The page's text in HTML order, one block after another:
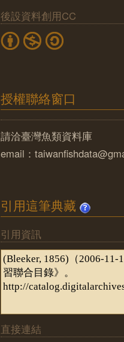
後設資料創用CC
授權聯絡窗口
請洽臺灣魚類資料庫
email：
引用這筆典藏
引用資訊
直接連結